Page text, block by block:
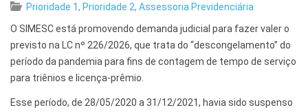
Prioridade 1, Prioridade 2, Assessoria Previdenciária
O SIMESC está promovendo demanda judicial para fazer valer o
previsto na LC nº 226/2026, que trata do “descongelamento” do
período da pandemia para fins de contagem de tempo de serviço
para triênios e licença-prêmio.
Esse período, de 28/05/2020 a 31/12/2021, havia sido suspenso